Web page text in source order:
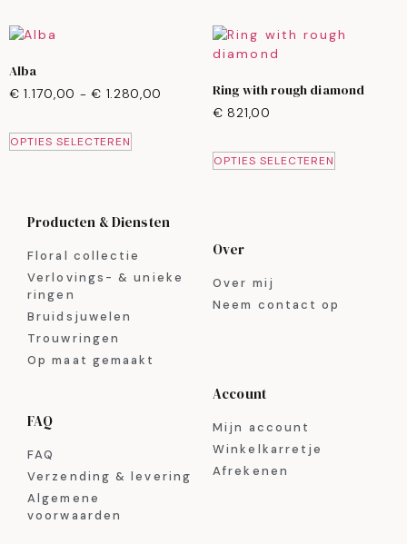
Alba
€ 1.170,00 - € 1.280,00
OPTIES SELECTEREN
Ring with rough diamond
€ 821,00
OPTIES SELECTEREN
Producten & Diensten
Floral collectie
Verlovings- & unieke
ringen
Bruidsjuwelen
Trouwringen
Op maat gemaakt
Over
Over mij
Neem contact op
FAQ
FAQ
Verzending & levering
Algemene
voorwaarden
Account
Mijn account
Winkelkarretje
Afrekenen